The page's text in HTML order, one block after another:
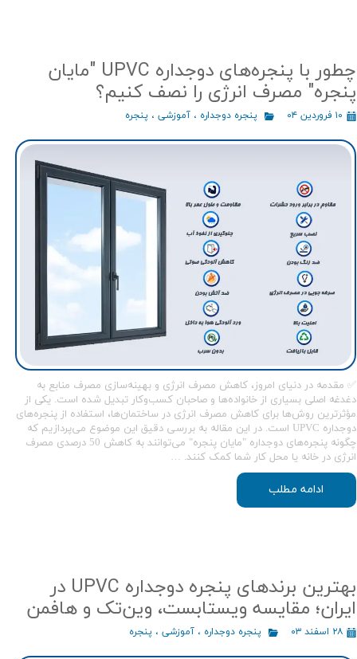
چطور با پنجره‌های دوجداره UPVC "مایان
پنجره" مصرف انرژی را نصف کنیم؟
۱۰ فروردین ۰۴ پنجره دوجداره ، آموزشی ، پنجره
✅ مقدمه در دنیای امروز، کاهش مصرف انرژی و بهینه‌سازی مصرف منابع به
دغدغه اصلی بسیاری از خانواده‌ها و صاحبان کسب‌وکار تبدیل شده است. یکی از
مؤثرترین روش‌ها برای کاهش مصرف انرژی در ساختمان‌ها، استفاده از پنجره‌های
دوجداره UPVC است. در این مقاله به بررسی دقیق این موضوع می‌پردازیم که
چگونه پنجره‌های دوجداره "مایان پنجره" می‌توانند به کاهش 50 درصدی مصرف
انرژی در خانه یا محل کار شما کمک کنند. …
ادامه مطلب
بهترین برندهای پنجره دوجداره UPVC در
ایران؛ مقایسه ویستابست، وین‌تک و هافمن
۲۸ اسفند ۰۳ پنجره دوجداره ، آموزشی ، پنجره